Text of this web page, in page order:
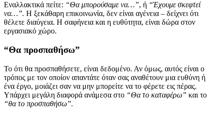
Εναλλακτικά πείτε: “Θα μπορούσαμε να…”, ή “Έχουμε σκεφτεί
να…”. Η ξεκάθαρη επικοινωνία, δεν είναι αγένεια – δείχνει ότι
θέλετε διαύγεια. Η σαφήνεια και η ευθύτητα, είναι δώρα στον
εργασιακό χώρο.
“Θα προσπαθήσω”
Το ότι θα προσπαθήσετε, είναι δεδομένο. Αν όμως, αυτός είναι ο
τρόπος με τον οποίον απαντάτε όταν σας αναθέτουν μια ευθύνη ή
ένα έργο, μοιάζει σαν να μην μπορείτε να το φέρετε εις πέρας.
Υπάρχει μεγάλη διαφορά ανάμεσα στο “Θα το καταφέρω” και το
“θα το προσπαθήσω”.